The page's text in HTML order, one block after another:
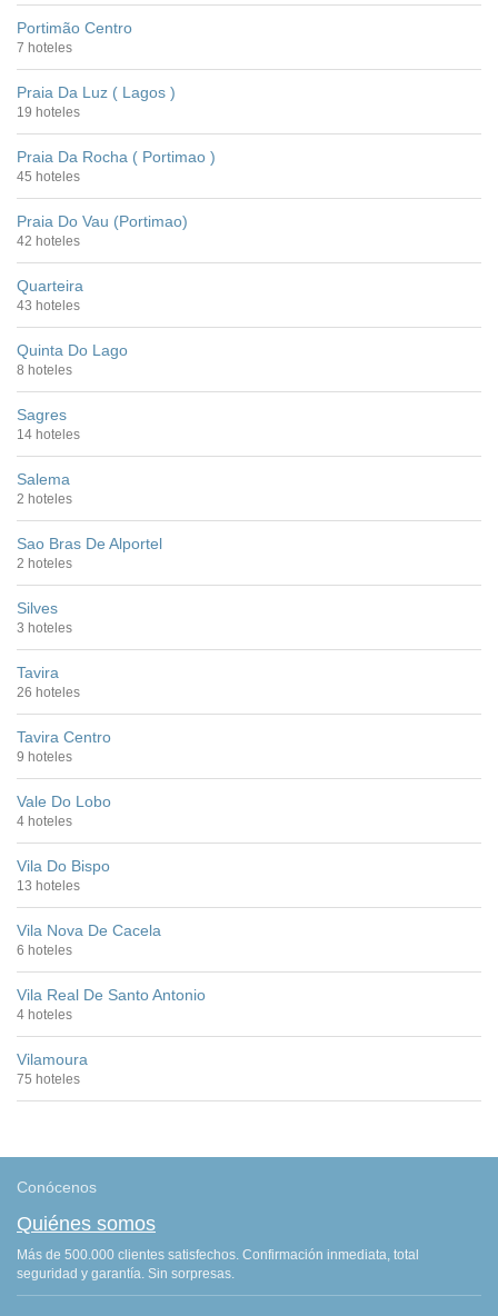
Portimão Centro
7 hoteles
Praia Da Luz ( Lagos )
19 hoteles
Praia Da Rocha ( Portimao )
45 hoteles
Praia Do Vau (Portimao)
42 hoteles
Quarteira
43 hoteles
Quinta Do Lago
8 hoteles
Sagres
14 hoteles
Salema
2 hoteles
Sao Bras De Alportel
2 hoteles
Silves
3 hoteles
Tavira
26 hoteles
Tavira Centro
9 hoteles
Vale Do Lobo
4 hoteles
Vila Do Bispo
13 hoteles
Vila Nova De Cacela
6 hoteles
Vila Real De Santo Antonio
4 hoteles
Vilamoura
75 hoteles
Conócenos
Quiénes somos
Más de 500.000 clientes satisfechos. Confirmación inmediata, total
seguridad y garantía. Sin sorpresas.